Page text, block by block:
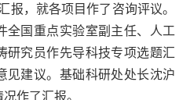
报，就各项目作了咨询评议。
全国重点实验室副主任、人工
研究员作先导科技专项选题汇
见建议。基础科研处处长沈沪
作了汇报。